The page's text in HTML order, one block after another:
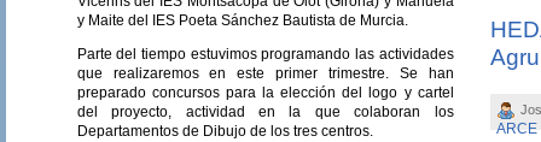
y Maite del IES Poeta Sánchez Bautista de Murcia.
Parte del tiempo estuvimos programando las actividades
que realizaremos en este primer trimestre. Se han
preparado concursos para la elección del logo y cartel
del proyecto, actividad en la que colaboran los
Departamentos de Dibujo de los tres centros.
ARCE